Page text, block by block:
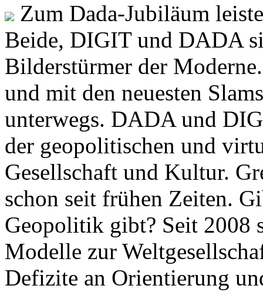
Zum Dada-Jubiläum
Beide, DIGIT und DADA
Bilderstürmer der
und mit den neuesten
unterwegs. DADA und
der geopolitischen und
Gesellschaft und Kultur.
schon seit frühen Zeiten.
Geopolitik gibt? Seit 2008
Modelle zur
Defizite an Orientierung